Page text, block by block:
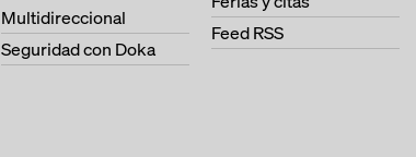
Multidireccional
Seguridad con Doka
Feed RSS